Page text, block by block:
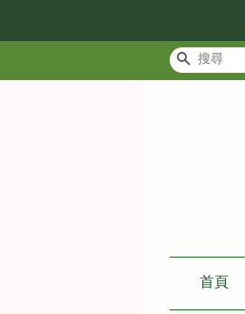
搜尋
首頁